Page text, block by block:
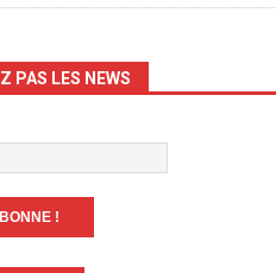
PAS LES NEWS